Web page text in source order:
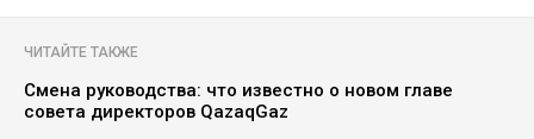
ЧИТАЙТЕ ТАКЖЕ
Смена руководства: что известно о новом главе
совета директоров QazaqGaz